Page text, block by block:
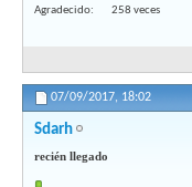
Agradecido
258 veces
07/09/2017, 18:02
Sdarh
recién llegado